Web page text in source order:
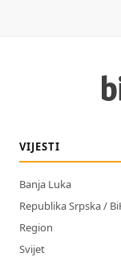
VIJESTI
Banja Luka
Republika Srpska /
Region
Svijet